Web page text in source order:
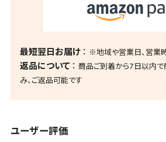
最短翌日お届け ※地域や営業日、営業
返品について
商品ご到着から7日以内
み、ご返品可能です
ユーザー評価